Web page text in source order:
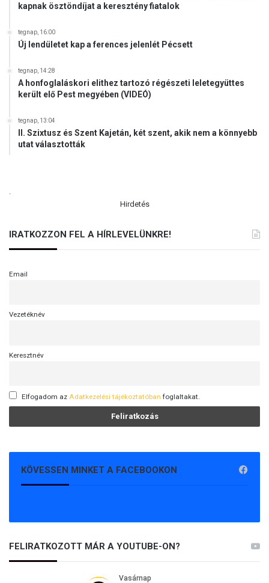
kapnak ösztöndíjat a keresztény fiatalok
tegnap, 16:00
Új lendületet kap a ferences jelenlét Pécsett
tegnap, 14:28
A honfoglaláskori elithez tartozó régészeti leletegyüttes
került elő Pest megyében (VIDEÓ)
tegnap, 13:04
II. Szixtusz és Szent Kajetán, két szent, akik nem a könnyebb
utat választották
Hirdetés
IRATKOZZON FEL A HÍRLEVELÜNKRE!
Email
Vezetéknév
Keresztnév
Elfogadom az Adatkezelési tájékoztatóban foglaltakat.
KÖVESSEN MINKET A FACEBOOKON
FELIRATKOZOTT MÁR A YOUTUBE-ON?